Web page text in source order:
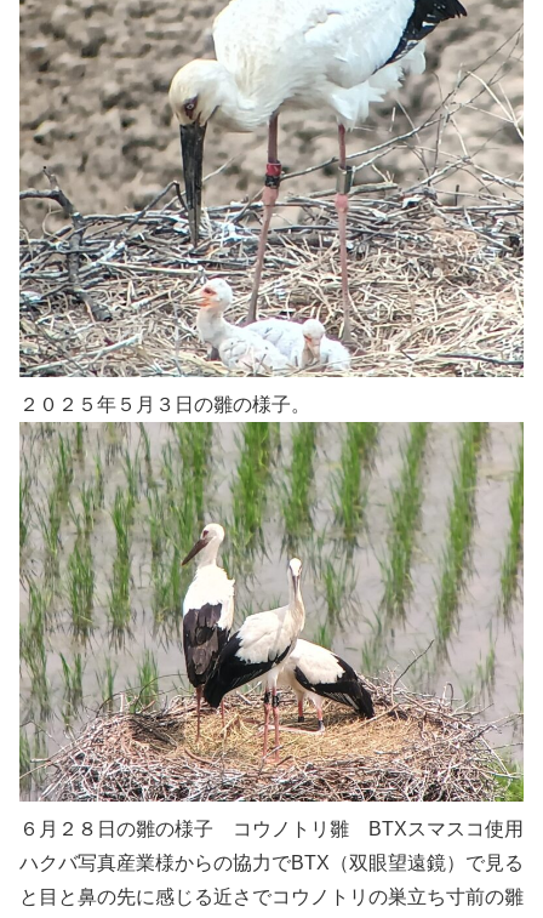
２０２５年５月３日の雛の様子。
６月２８日の雛の様子 コウノトリ雛 BTXスマスコ使用
ハクバ写真産業様からの協力でBTX（双眼望遠鏡）で見る
と目と鼻の先に感じる近さでコウノトリの巣立ち寸前の雛